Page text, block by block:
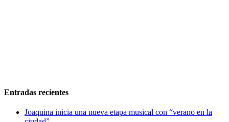
Entradas recientes
Joaquina inicia una nueva etapa musical con “verano en la